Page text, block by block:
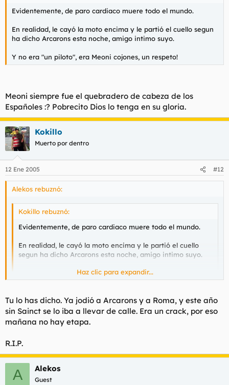
Evidentemente, de paro cardiaco muere todo el mundo.
En realidad, le cayó la moto encima y le partió el cuello segun
ha dicho Arcarons esta noche, amigo intimo suyo.
Y no era "un piloto", era Meoni cojones, un respeto!
Meoni siempre fue el quebradero de cabeza de los
Españoles :? Pobrecito Dios lo tenga en su gloria.
Kokillo
Muerto por dentro
12 Ene 2005 #12
Alekos rebuznó:
Kokillo rebuznó:
Evidentemente, de paro cardiaco muere todo el mundo.
En realidad, le cayó la moto encima y le partió el cuello
segun ha dicho Arcarons esta noche, amigo intimo suyo.
Y no era "un piloto", era Meoni cojones, un respeto!
Haz clic para expandir...
Meoni siempre fue el quebradero de cabeza de los Españoles :?
Pobrecito Dios lo tenga en su gloria.
Haz clic para expandir...
Tu lo has dicho. Ya jodió a Arcarons y a Roma, y este año
sin Sainct se lo iba a llevar de calle. Era un crack, por eso
mañana no hay etapa.
R.I.P.
A Alekos
Guest